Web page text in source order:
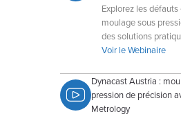
Explorez les
moulage sous
des solutions
la qualité du produit.
Voir le Webinaire
Dynacast Austria :
pression de précision
Metrology